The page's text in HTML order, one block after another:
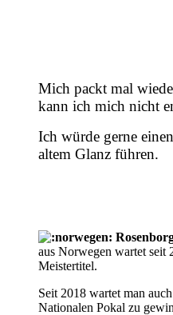
Mich packt mal
kann ich mich nicht
Ich würde gerne
altem Glanz führen.
aus Norwegen wartet seit
Meistertitel.
Seit 2018 wartet man
Nationalen Pokal zu